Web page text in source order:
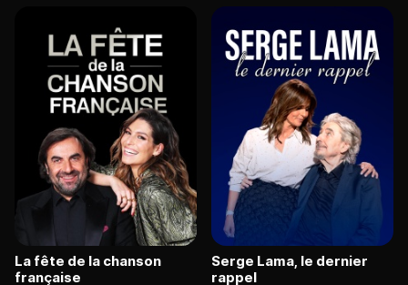
La fête de la chanson
française
Serge Lama, le dernier
rappel